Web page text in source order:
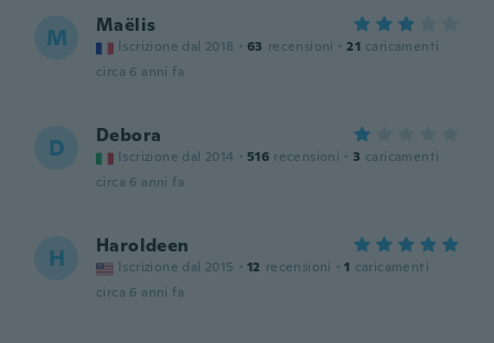
M Maëlis
Iscrizione dal 2018 · 63 recensioni · 21 caricamenti
circa 6 anni fa
D Debora
Iscrizione dal 2014 · 516 recensioni · 3 caricamenti
circa 6 anni fa
H Haroldeen
Iscrizione dal 2015 · 12 recensioni · 1 caricamenti
circa 6 anni fa